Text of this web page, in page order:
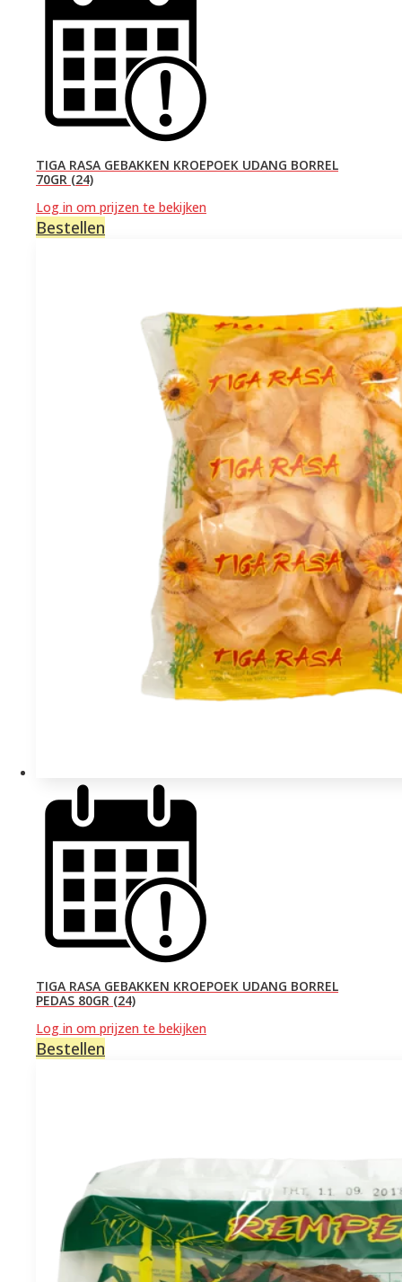
TIGA RASA GEBAKKEN KROEPOEK UDANG BORREL
70GR (24)
Log in om prijzen te bekijken
Bestellen
TIGA RASA GEBAKKEN KROEPOEK UDANG BORREL
PEDAS 80GR (24)
Log in om prijzen te bekijken
Bestellen